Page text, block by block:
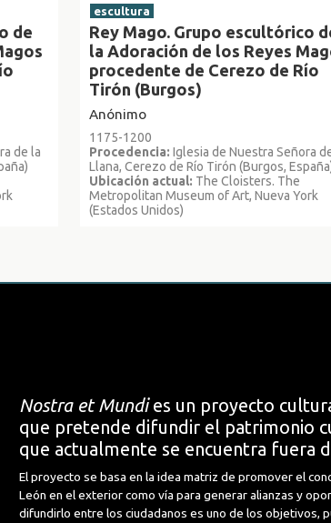
de
de la
escultura
Rey Mago. Grupo escultórico
la Adoración de los Reyes
procedente de Cerezo de Río
Tirón (Burgos)
Anónimo
1175-1200
Procedencia: Iglesia de Nuestra Señora
Llana, Cerezo de Río Tirón (Burgos,
Ubicación actual: The Cloisters. The
Metropolitan Museum of Art, Nueva York
(Estados Unidos)
Nostra et Mundies un proyecto
que pretende difundir el patrimonio
que actualmente se encuentra fuera
El proyecto se basa en la idea matriz de promover el
León en el exterior como vía para generar alianzas y
difundirlo entre los ciudadanos es uno de los objetivos,